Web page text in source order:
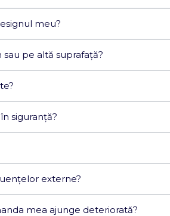
meu?
pe altă suprafață?
siguranță?
externe?
mea ajunge deteriorată?